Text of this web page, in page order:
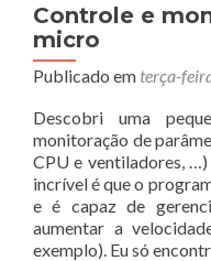
Controle e
micro
Publicado em terça-
Descobri uma
monitoração de
CPU e ventiladores,
incrível é que o
e é capaz de
aumentar a
exemplo). Eu só